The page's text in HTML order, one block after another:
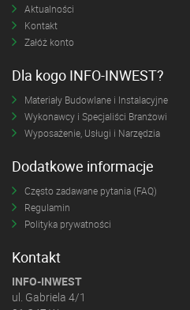
Aktualności
Kontakt
Załóż konto
Dla kogo INFO-INWEST?
Materiały Budowlane i Instalacyjne
Wykonawcy i Specjaliści Branżowi
Wyposażenie, Usługi i Narzędzia
Dodatkowe informacje
Często zadawane pytania (FAQ)
Regulamin
Polityka prywatności
Kontakt
INFO-INWEST
ul. Gabriela 4/1